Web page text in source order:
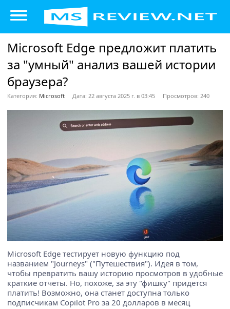
Microsoft Edge предложит платить
за "умный" анализ вашей истории
браузера?
Категория: Microsoft Дата: 22 августа 2025 г. в 03:45 Просмотров: 240
Microsoft Edge тестирует новую функцию под
названием "Journeys" ("Путешествия"). Идея в том,
чтобы превратить вашу историю просмотров в удобные
краткие отчеты. Но, похоже, за эту "фишку" придется
платить! Возможно, она станет доступна только
подписчикам Copilot Pro за 20 долларов в месяц